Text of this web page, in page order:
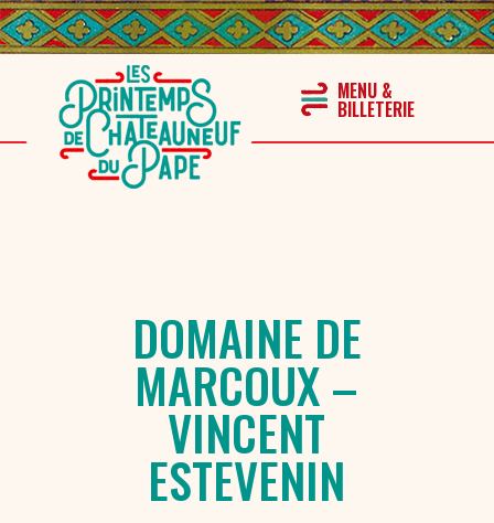
DOMAINE DE
MARCOUX –
VINCENT
ESTEVENIN